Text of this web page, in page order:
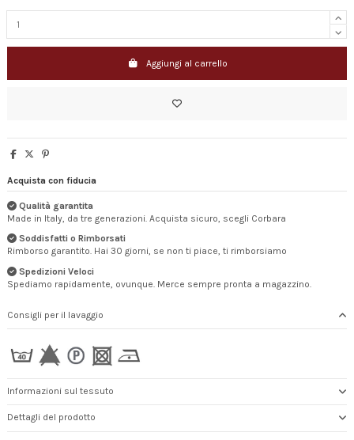
Aggiungi al carrello
Acquista con fiducia
Qualità garantita
Made in Italy, da tre generazioni. Acquista sicuro, scegli Corbara
Soddisfatti o Rimborsati
Rimborso garantito. Hai 30 giorni, se non ti piace, ti rimborsiamo
Spedizioni Veloci
Spediamo rapidamente, ovunque. Merce sempre pronta a magazzino.
Consigli per il lavaggio
Informazioni sul tessuto
Dettagli del prodotto